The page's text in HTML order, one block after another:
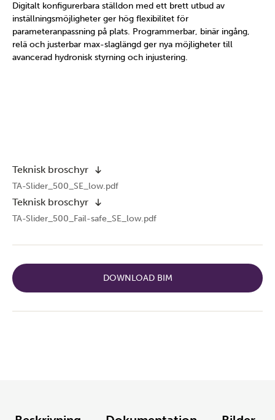
Digitalt konfigurerbara ställdon med ett brett utbud av
inställningsmöjligheter ger hög flexibilitet för
parameteranpassning på plats. Programmerbar, binär ingång,
relä och justerbar max-slaglängd ger nya möjligheter till
avancerad hydronisk styrning och injustering.
Teknisk broschyr
TA-Slider_500_SE_low.pdf
Teknisk broschyr
TA-Slider_500_Fail-safe_SE_low.pdf
DOWNLOAD BIM